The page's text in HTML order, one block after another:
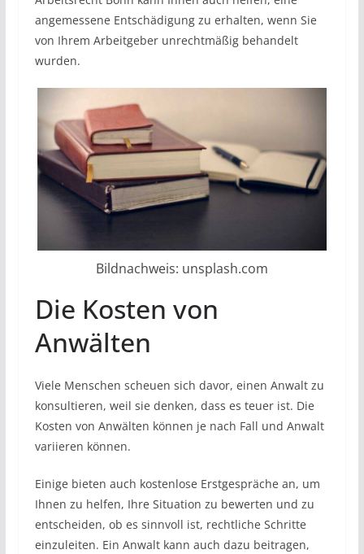
angemessene Entschädigung zu erhalten, wenn Sie
von Ihrem Arbeitgeber unrechtmäßig behandelt
wurden.
Bildnachweis: unsplash.com
Die Kosten von
Anwälten
Viele Menschen scheuen sich davor, einen Anwalt zu
konsultieren, weil sie denken, dass es teuer ist. Die
Kosten von Anwälten können je nach Fall und Anwalt
variieren können.
Einige bieten auch kostenlose Erstgespräche an, um
Ihnen zu helfen, Ihre Situation zu bewerten und zu
entscheiden, ob es sinnvoll ist, rechtliche Schritte
einzuleiten. Ein Anwalt kann auch dazu beitragen,